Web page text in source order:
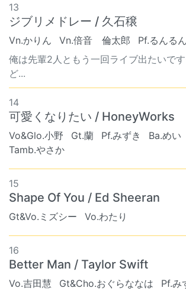
13
ジブリメドレー / 久石穣
Vn.かりん Vn.倍音 倫太郎
Pf.るんるん
俺は先輩2人ともう一回ライブ出たいで
ど...
14
可愛くなりたい / HoneyWorks
Vo&Glo.小野 Gt.蘭 Pf.みずき Ba.めい
Tamb.やさか
15
Shape Of You / Ed Sheeran
Gt&Vo.ミズシー Vo.わたり
16
Better Man / Taylor Swift
Vo.吉田慧 Gt&Cho.おぐらななは
Pf.み